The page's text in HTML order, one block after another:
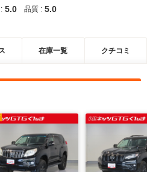
5.0 品質 : 5.0
在庫一覧 クチコミ